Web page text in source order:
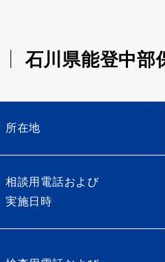
石川県能登中部
所在地
相談用電話および
実施日時